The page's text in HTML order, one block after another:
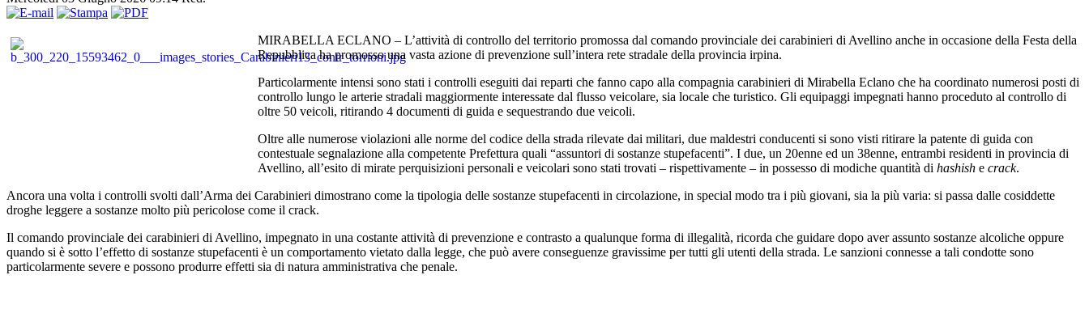
MIRABELLA ECLANO – L’attività di controllo del territorio promossa dal comando provinciale dei carabinieri di Avellino anche in occasione della Festa della
Repubblica ha promosso una vasta azione di prevenzione sull’intera rete stradale della provincia irpina.
Particolarmente intensi sono stati i controlli eseguiti dai reparti che fanno capo alla compagnia carabinieri di Mirabella Eclano che ha coordinato numerosi posti di
controllo lungo le arterie stradali maggiormente interessate dal flusso veicolare, sia locale che turistico. Gli equipaggi impegnati hanno proceduto al controllo di
oltre 50 veicoli, ritirando 4 documenti di guida e sequestrando due veicoli.
Oltre alle numerose violazioni alle norme del codice della strada rilevate dai militari, due maldestri conducenti si sono visti ritirare la patente di guida con
contestuale segnalazione alla competente Prefettura quali “assuntori di sostanze stupefacenti”. I due, un 20enne ed un 38enne, entrambi residenti in provincia di
Avellino, all’esito di mirate perquisizioni personali e veicolari sono stati trovati – rispettivamente – in possesso di modiche quantità di hashish e crack.
Ancora una volta i controlli svolti dall’Arma dei Carabinieri dimostrano come la tipologia delle sostanze stupefacenti in circolazione, in special modo tra i più giovani, sia la più varia: si passa dalle cosiddette
droghe leggere a sostanze molto più pericolose come il crack.
Il comando provinciale dei carabinieri di Avellino, impegnato in una costante attività di prevenzione e contrasto a qualunque forma di illegalità, ricorda che guidare dopo aver assunto sostanze alcoliche oppure
quando si è sotto l’effetto di sostanze stupefacenti è un comportamento vietato dalla legge, che può avere conseguenze gravissime per tutti gli utenti della strada. Le sanzioni connesse a tali condotte sono
particolarmente severe e possono produrre effetti sia di natura amministrativa che penale.